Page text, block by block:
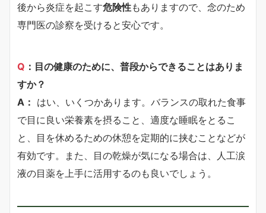
後から炎症を起こす危険性もありますので、念のため
専門医の診察を受けると安心です。
Q ：目の健康のために、普段からできることはありま
すか？
A： はい、いくつかあります。バランスの取れた食事
で目に良い栄養素を摂ること、適度な睡眠をとるこ
と、目を休めるための休憩を定期的に挟むことなどが
有効です。また、目の乾燥が気になる場合は、人工涙
液の目薬を上手に活用するのも良いでしょう。